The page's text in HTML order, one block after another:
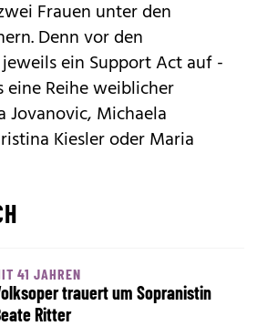
Frauen unter den
Denn vor den
ein Support Act auf -
Reihe weiblicher
Jovanovic, Michaela
Kiesler oder Maria
41 JAHREN
trauert um Sopranistin
Ritter